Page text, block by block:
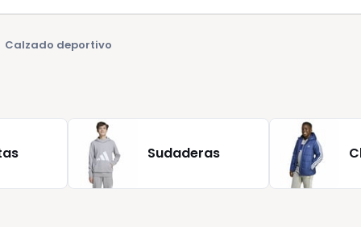
Calzado deportivo
Sudaderas